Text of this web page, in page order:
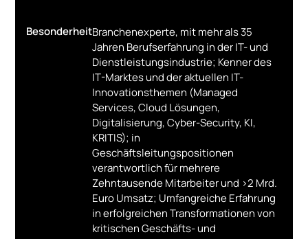
2019 - 2020 SVP, Head of Manufacturing
Industry Zentraleuropa, Atos Deutschland,
München
2017 - 2018 VP, Account General Manager
Strategische Kunden, DXC Deutschland,
München
2016 - 2017 VP, Infrastructure Outsourcing
Europa, Mittlerer Osten & Afrika, Hewlett-
Packard Enterprise (HPE) Deutschland,
Böblingen
1988 - 2015 Diverse Führungsrollen in
leitenden Kunden- und Management-
Funktionen bei Hewlett-Packard (HP)
Deutschland, u.a. mit mehrjährigen
BesonderheitBranchenexperte, mit mehr als 35
Jahren Berufserfahrung in der IT- und
Dienstleistungsindustrie; Kenner des
IT-Marktes und der aktuellen IT-
Innovationsthemen (Managed
Services, Cloud Lösungen,
Digitalisierung, Cyber-Security, KI,
KRITIS); in
Geschäftsleitungspositionen
verantwortlich für mehrere
Zehntausende Mitarbeiter und >2 Mrd.
Euro Umsatz; Umfangreiche Erfahrung
in erfolgreichen Transformationen von
kritischen Geschäfts- und